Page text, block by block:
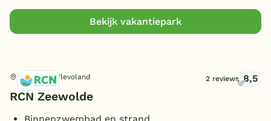
Bekijk vakantiepark
Zeewolde, Flevoland 2 reviews 8,5
RCN Zeewolde